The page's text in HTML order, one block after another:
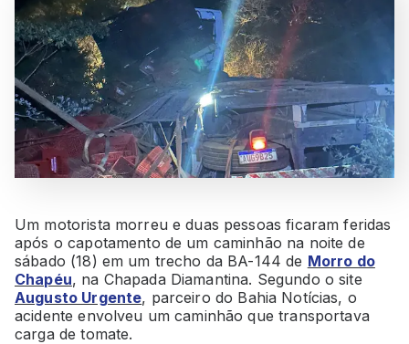
Um motorista morreu e duas pessoas ficaram feridas
após o capotamento de um caminhão na noite de
sábado (18) em um trecho da BA-144 de Morro do
Chapéu, na Chapada Diamantina. Segundo o site
Augusto Urgente, parceiro do Bahia Notícias, o
acidente envolveu um caminhão que transportava
carga de tomate.